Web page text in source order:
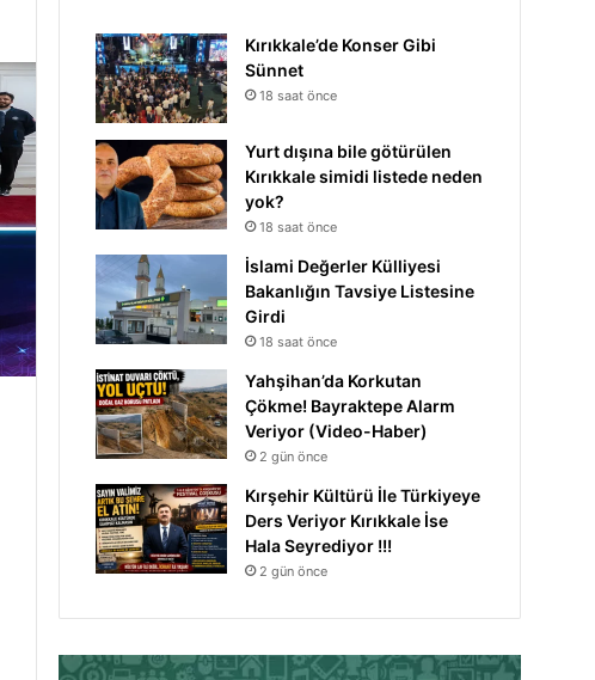
Kırıkkale’de Konser Gibi
Sünnet
18 saat önce
Yurt dışına bile götürülen
Kırıkkale simidi listede neden
yok?
18 saat önce
İslami Değerler Külliyesi
Bakanlığın Tavsiye Listesine
Girdi
18 saat önce
Yahşihan’da Korkutan
Çökme! Bayraktepe Alarm
Veriyor (Video-Haber)
2 gün önce
Kırşehir Kültürü İle Türkiyeye
Ders Veriyor Kırıkkale İse
Hala Seyrediyor !!!
2 gün önce